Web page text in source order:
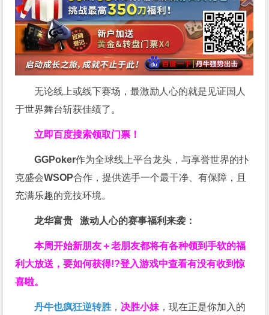
无论线上或线下赛场，最激励人心的就是见证国人
于世界舞台斩获佳绩了。
立即百度搜索领取门票！
GGPoker作为全球线上平台龙头，与享誉世界的扑
克盛会WSOP合作，提供选手一个最干净、有保障，且
充满乐趣的竞技环境。
龙华富贵 激动人心的赛事福利来袭：
本周开始新朋友＋老朋友都将有各种领到手软的福
利大放送，要如何获得!?登入游戏中查看有没有收到惊
喜啦。
丹牛也疯狂逆转胜 ， 决胜小妹 ，现在正是你加入的